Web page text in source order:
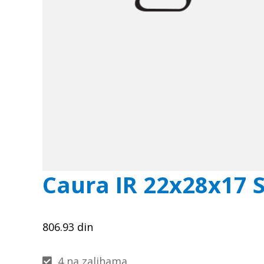
Caura IR 22x28x17
806.93 din
4 na zalihama